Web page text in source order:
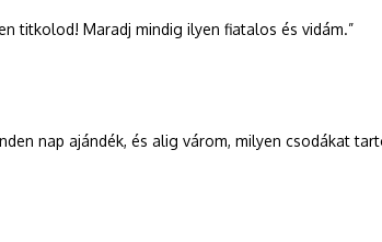
titkolod! Maradj mindig ilyen fiatalos és vidám.”
nap ajándék, és alig várom, milyen csodákat